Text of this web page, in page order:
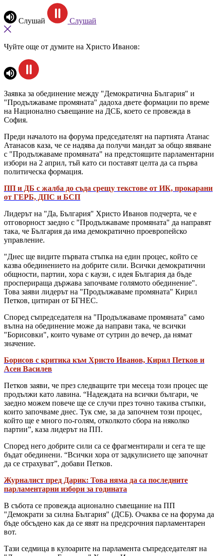
Слушай Слушай
Чуйте още от думите на Христо Иванов:
Заявка за обединение между "Демократична България" и
"Продължаваме промяната" дадоха двете формации по време
на Национално съвещание на ДСБ, което се провежда в
София.
Преди началото на форума председателят на партията Атанас
Атанасов каза, че се надява да получи мандат за общо явяване
с "Продължаваме промяната" на предстоящите парламентарни
избори на 2 април, тъй като си поставят целта да са първа
политическа формация.
ПП и ДБ с жалба до съда срещу текстове от ИК, прокарани
от ГЕРБ, ДПС и БСП
Лидерът на "Да, България" Христо Иванов подчерта, че е
отговорност заедно с "Продължаваме промяната" да направят
така, че България да има демократично проевропейско
управление.
"Днес ще видите първата стъпка на един процес, който се
казва обединението на добрите сили. Всички демократични
общности, партии, хора с каузи, с идея България да бъде
просперираща държава започваме голямото обединение".
Това заяви лидерът на "Продължаваме промяната" Кирил
Петков, цитиран от БГНЕС.
Според съпредседателя на "Продължаваме промяната" само
вълна на обединение може да направи така, че всички
"Борисовки", които чуваме от сутрин до вечер, да нямат
значение.
Борисов с критика към Христо Иванов, Кирил Петков и
Асен Василев
Петков заяви, че през следващите три месеца този процес ще
продължи като лавина. “Надеждата на всички българи, че
заедно можем повече ще се случи през точно такива стъпки,
които започваме днес. Тук сме, за да започнем този процес,
който ще е много по-голям, отколкото сбора на няколко
партии”, каза лидерът на ПП.
Според него добрите сили са се фрагментирали и сега те ще
бъдат обединени. “Всички хора от задкулисието ще започнат
да се страхуват”, добави Петков.
Журналист пред Дарик: Това няма да са последните
парламентарни избори за годината
В събота се провежда ационално съвещание на ПП
"Демократи за силна България" (ДСБ). Очаква се на форума да
бъде обсъдено как да се явят на предсрочния парламентарен
вот.
Тази седмица в кулоарите на парламента съпредседателят на